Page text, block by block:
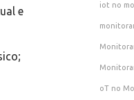
e
iot no
oT no